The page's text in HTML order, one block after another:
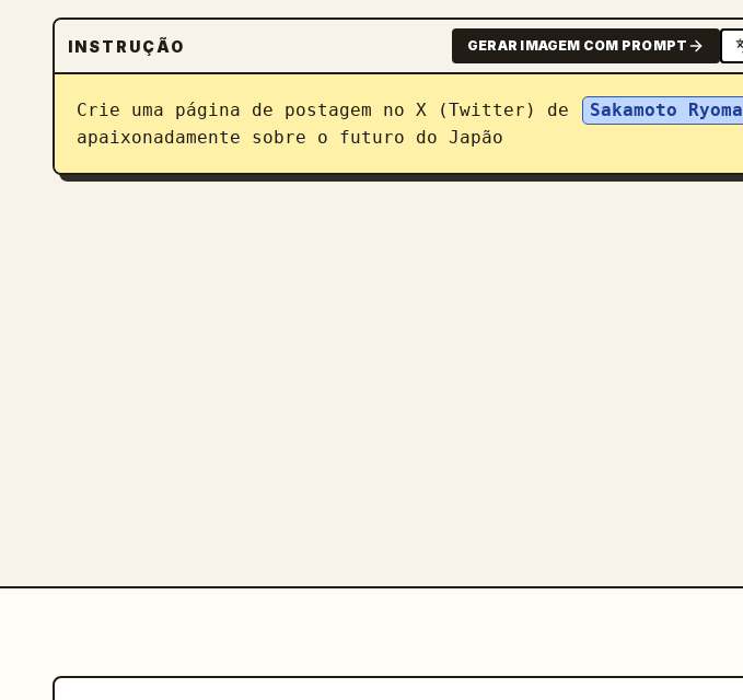
INSTRUÇÃO GERAR IMAGEM COM PROMPT
Crie uma página de postagem no X (Twitter) de Sakamoto Ryoma
apaixonadamente sobre o futuro do Japão